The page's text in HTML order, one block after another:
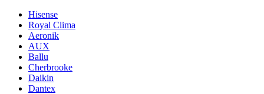
Hisense
Royal Clima
Aeronik
AUX
Ballu
Cherbrooke
Daikin
Dantex